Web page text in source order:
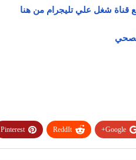
قناة شغل علي تليجرام من هنا
Google+
ReddIt
Pinterest